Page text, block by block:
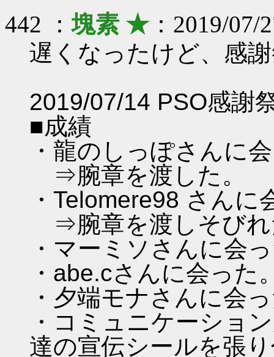
442 ：塊素 ★：2019/07/
遅くなったけど、感
2019/07/14 PSO感謝
■成績
・龍のしっぽさんに
⇒腕章を渡した。
・Telomere98 さんに
⇒腕章を渡しそびれ
・マーミソさんに会
・abe.cさんに会った
・夕端モナさんに会
・コミュニケーショ
達の宣伝シールを張